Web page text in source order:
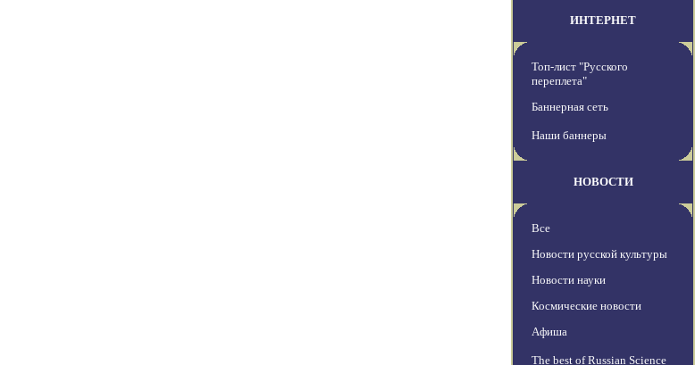
ИНТЕРНЕТ
Топ-лист "Русского
переплета"
Баннерная сеть
Наши баннеры
НОВОСТИ
Все
Новости русской культуры
Новости науки
Космические новости
Афиша
The best of Russian Science